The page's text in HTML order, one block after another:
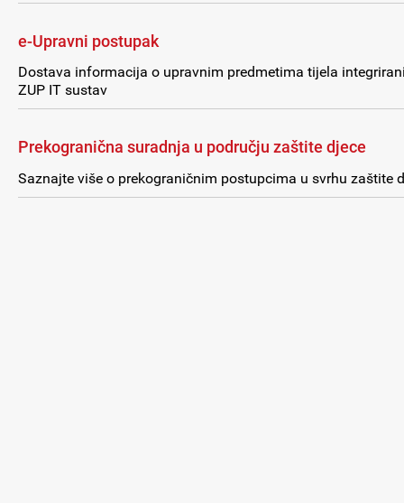
e-Upravni postupak
Dostava informacija o upravnim predmetima tijela
ZUP IT sustav
Prekogranična suradnja u području zaštite djece
Saznajte više o prekograničnim postupcima u svrhu zaštite